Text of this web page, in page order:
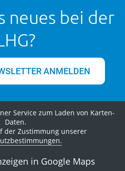
neues bei der
ANMELDEN
Service zum Laden von Karten-
Daten.
der Zustimmung unserer
in Google Maps